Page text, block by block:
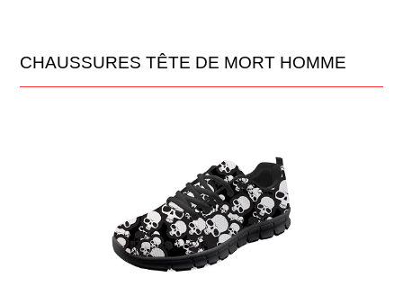
CHAUSSURES TÊTE DE MORT HOMME